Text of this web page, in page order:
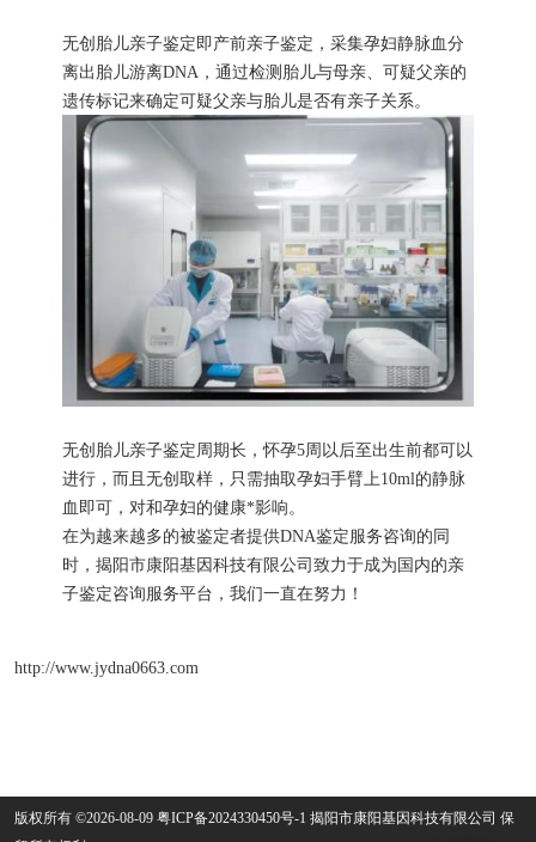
无创胎儿亲子鉴定即产前亲子鉴定，采集孕妇静脉血分
离出胎儿游离DNA，通过检测胎儿与母亲、可疑父亲的
遗传标记来确定可疑父亲与胎儿是否有亲子关系。
无创胎儿亲子鉴定周期长，怀孕5周以后至出生前都可以
进行，而且无创取样，只需抽取孕妇手臂上10ml的静脉
血即可，对和孕妇的健康*影响。
在为越来越多的被鉴定者提供DNA鉴定服务咨询的同
时，揭阳市康阳基因科技有限公司致力于成为国内的亲
子鉴定咨询服务平台，我们一直在努力！
http://www.jydna0663.com
版权所有 ©2026-08-09 粤ICP备2024330450号-1 揭阳市康阳基因科技有限公司 保